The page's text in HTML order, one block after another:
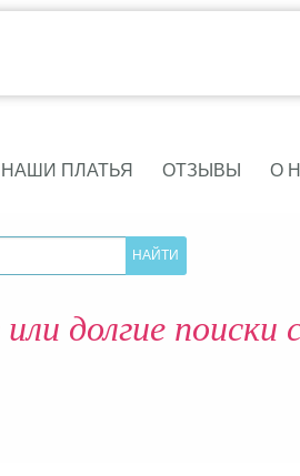
НАШИ ПЛАТЬЯ ОТЗЫВЫ О
долгие поиски